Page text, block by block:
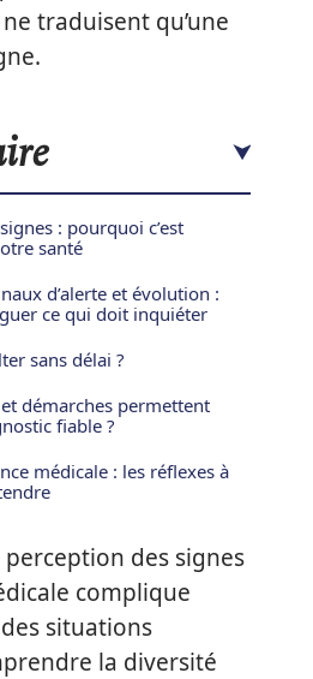
traduisent qu’une
: pourquoi c’est
santé
d’alerte et évolution :
ce qui doit inquiéter
sans délai ?
démarches permettent
fiable ?
médicale : les réflexes à
perception des signes
complique
situations
la diversité